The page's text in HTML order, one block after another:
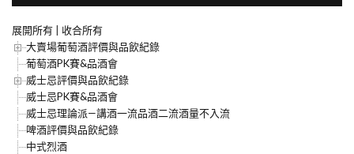
展開所有
收合所有
大賣場葡萄酒評價與品飲紀錄
葡萄酒PK賽&品酒會
威士忌評價與品飲紀錄
威士忌PK賽&品酒會
威士忌理論派—講酒一流品酒二流酒量不入流
啤酒評價與品飲紀錄
中式烈酒